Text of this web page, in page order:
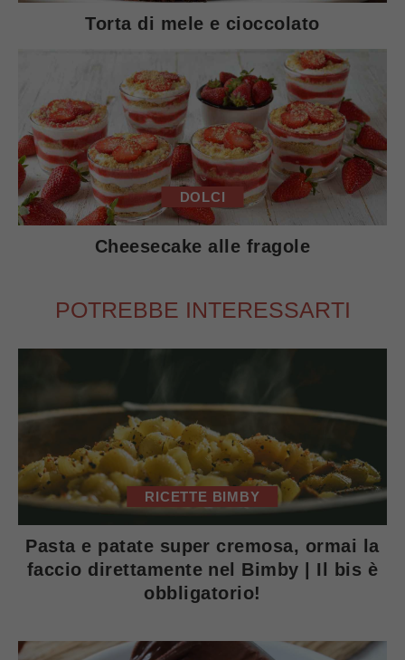
Torta di mele e cioccolato
DOLCI
Cheesecake alle fragole
POTREBBE INTERESSARTI
RICETTE BIMBY
Pasta e patate super cremosa, ormai la
faccio direttamente nel Bimby | Il bis è
obbligatorio!